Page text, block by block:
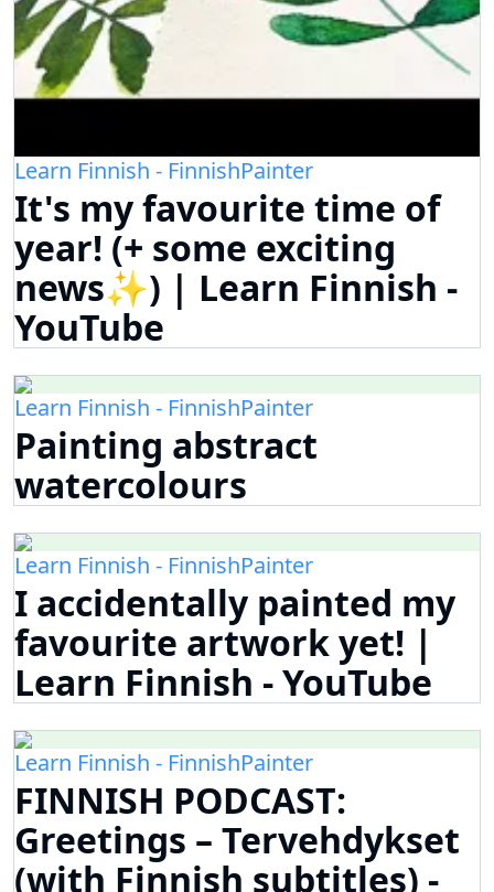
Learn Finnish - FinnishPainter
It's my favourite time of
year! (+ some exciting
news✨) | Learn Finnish -
YouTube
Learn Finnish - FinnishPainter
Painting abstract
watercolours
Learn Finnish - FinnishPainter
I accidentally painted my
favourite artwork yet! |
Learn Finnish - YouTube
Learn Finnish - FinnishPainter
FINNISH PODCAST:
Greetings – Tervehdykset
(with Finnish subtitles) -